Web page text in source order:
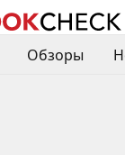
Обзоры